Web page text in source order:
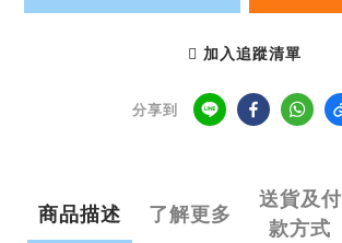
加入追蹤清單
分享到
商品描述 了解更多
送貨及付
款方式